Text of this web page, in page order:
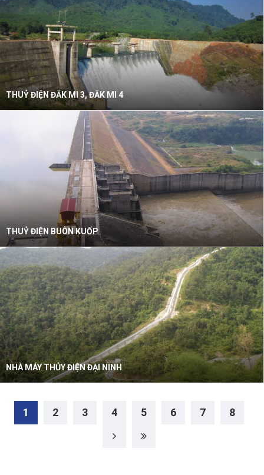
THUỶ ĐIỆN ĐĂK MI 3, ĐĂK MI 4
THUỶ ĐIỆN BUÔN KUỐP
NHÀ MÁY THỦY ĐIỆN ĐẠI NINH
1 2 3 4 5 6 7 8